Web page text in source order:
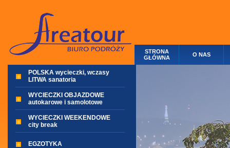
STRONA
GŁÓWNA
O NAS
POLSKA wycieczki, wczasy
LITWA sanatoria
WYCIECZKI OBJAZDOWE
autokarowe i samolotowe
WYCIECZKI WEEKENDOWE
city break
EGZOTYKA